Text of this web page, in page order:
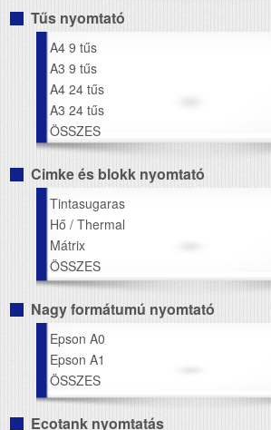
Tűs nyomtató
A4 9 tűs
A3 9 tűs
A4 24 tűs
A3 24 tűs
ÖSSZES
Cimke és blokk nyomtató
Tintasugaras
Hő / Thermal
Mátrix
ÖSSZES
Nagy formátumú nyomtató
Epson A0
Epson A1
ÖSSZES
Ecotank nyomtatás